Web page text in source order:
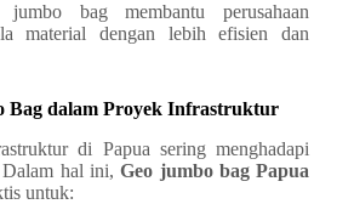
jumbo bag membantu perusahaan
material dengan lebih efisien dan
Bag dalam Proyek Infrastruktur
di Papua sering menghadapi
Dalam hal ini,Geo jumbo bag Papua
untuk: